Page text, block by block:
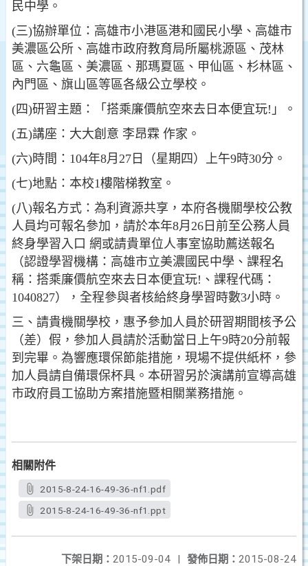
民中學。
(三)協辦單位：高雄市小港區港和國民小學、高雄市
美濃區公所、高雄市政府教育局所屬桃源區、茂林
區、六龜區、美濃區、那瑪夏區、甲仙區、杉林區、
內門區、旗山區等區各級公立學校。
(四)研習主題：「搭乘廉價航空來去日本便宜玩!」。
(五)講座：大大創意 李昂霖 作家。
(六)時間：104年8月27日（星期四）上午9時30分。
(七)地點：本校1樓階梯教室。
(八)報名方式：為利資源共享，本府各機關學校公教
人員均可報名參加，請於本年8月26日前至公務人員
終身學習入口 網或請貴單位人事室協助薦送報名
（認證學習機構：高雄市立美濃國民中學、課程名
稱：搭乘廉價航空來去日本便宜玩!、課程代碼：
1040827），全程參與者核給終身學習時數3小時。
三、請貴機關學校，惠予參加人員於研習期間核予公
（差）假，參加人員請於活動當日上午9時20分前報
到完畢。為響應環保節能措施，現場不提供紙杯，參
加人員請自備環保杯具。本研習另於演講前宣導高雄
市政府員工協助方案措施暨相關業務措施。
相關附件
2015-8-24-16-49-36-nf1.pdf
2015-8-24-16-49-36-nf1.ppt
發佈日期： 2015-08-24
下架日期： 2015-09-04
|